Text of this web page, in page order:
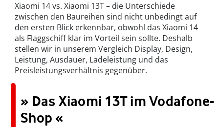
Xiaomi 14 vs. Xiaomi 13T – die Unterschiede
zwischen den Baureihen sind nicht unbedingt auf
den ersten Blick erkennbar, obwohl das Xiaomi 14
als Flaggschiff klar im Vorteil sein sollte. Deshalb
stellen wir in unserem Vergleich Display, Design,
Leistung, Ausdauer, Ladeleistung und das
Preisleistungsverhältnis gegenüber.
» Das Xiaomi 13T im Vodafone-
Shop «